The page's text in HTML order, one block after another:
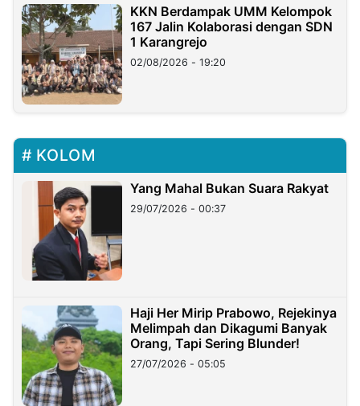
KKN Berdampak UMM Kelompok
167 Jalin Kolaborasi dengan SDN
1 Karangrejo
02/08/2026 - 19:20
KOLOM
Yang Mahal Bukan Suara Rakyat
29/07/2026 - 00:37
Haji Her Mirip Prabowo, Rejekinya
Melimpah dan Dikagumi Banyak
Orang, Tapi Sering Blunder!
27/07/2026 - 05:05